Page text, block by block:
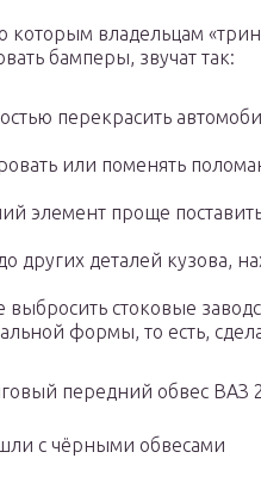
владельцам
бамперы, звучат так:
перекрасить
или поменять
элемент проще
других деталей кузова,
стоковые
формы, то есть,
передний обвес ВАЗ
с чёрными обвесами